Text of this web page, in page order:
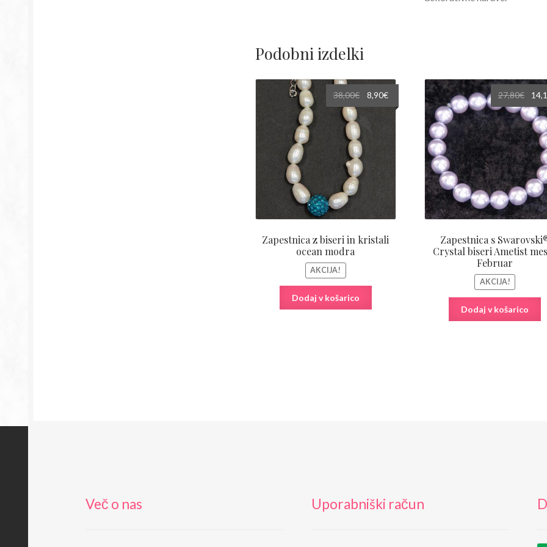
Podobni izdelki
Zapestnica z biseri in kristali
ocean modra
AKCIJA!
38,00€
Izvirna
cena
je
bila:
38,00€.
8,90€Trenutna
cena
Dodaj v košarico
Zapestnica s
Crystal biseri Ametist
Februar
AKCIJA!
27,80€
cena
je
bila:
Dodaj v košarico
Več o nas Uporabniški račun